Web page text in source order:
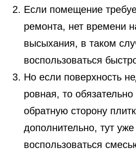
Если помещение
ремонта, нет времени
высыхания, в таком
воспользоваться
Но если поверхность
ровная, то
обратную сторону
дополнительно, тут
воспользоваться